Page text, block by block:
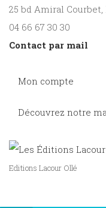
25 bd Amiral Courbet
04 66 67 30 30
Contact par mail
Mon compte
Découvrez notre
Editions Lacour Ollé